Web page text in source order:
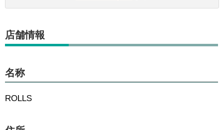
店舗情報
名称
ROLLS